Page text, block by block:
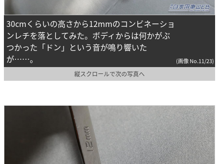
30cmくらいの高さから12mmのコンビネーショ
ンレチを落としてみた。ボディからは何かがぶ
つかった「ドン」という音が鳴り響いた
が……。
(画像 No.11/23)
縦スクロールで次の写真へ